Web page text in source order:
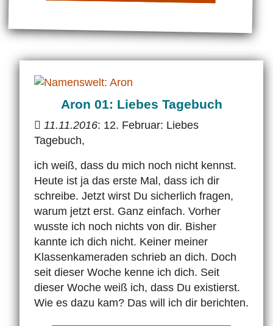
Aron 01: Liebes Tagebuch
11.11.2016: 12. Februar: Liebes
Tagebuch,
ich weiß, dass du mich noch nicht kennst.
Heute ist ja das erste Mal, dass ich dir
schreibe. Jetzt wirst Du sicherlich fragen,
warum jetzt erst. Ganz einfach. Vorher
wusste ich noch nichts von dir. Bisher
kannte ich dich nicht. Keiner meiner
Klassenkameraden schrieb an dich. Doch
seit dieser Woche kenne ich dich. Seit
dieser Woche weiß ich, dass Du existierst.
Wie es dazu kam? Das will ich dir berichten.